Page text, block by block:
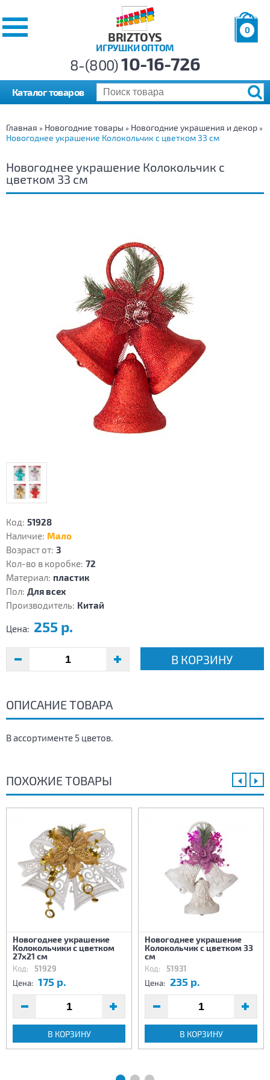
BRIZTOYS
ИГРУШКИ ОПТОМ
0
р.
8-(800)10-16-726
Каталог товаров
Главная » Новогодние товары » Новогодние украшения и декор »
Новогоднее украшение Колокольчик с цветком 33 см
Новогоднее украшение Колокольчик с
цветком 33 см
Код: 51928
Наличие: Мало
Возраст от: 3
Кол-во в коробке: 72
Материал: пластик
Пол: Для всех
Производитель: Китай
Цена: 255 р.
В КОРЗИНУ
ОПИСАНИЕ ТОВАРА
В ассортименте 5 цветов.
ПОХОЖИЕ ТОВАРЫ
Новогоднее украшение
Колокольчики с цветком
27х21 см
Код: 51929
Цена: 175 р.
В КОРЗИНУ
Новогоднее украшение
Колокольчик с цветком 33
см
Код: 51931
Цена: 235 р.
В КОРЗИНУ